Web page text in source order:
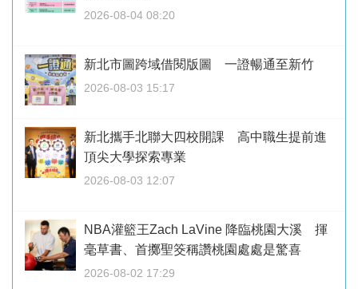
2026-08-04 08:20
新北市圖跨域借閱版圖 一證暢通至新竹
2026-08-03 15:17
新北攜手北聯大四校開課 高中職生提前進
頂尖大學探索專業
2026-08-03 12:07
NBA灌籃王Zach LaVine 降臨桃園大溪 揮
毫草書、首擲聖筊稱讚桃園處處是驚喜
2026-08-02 17:29